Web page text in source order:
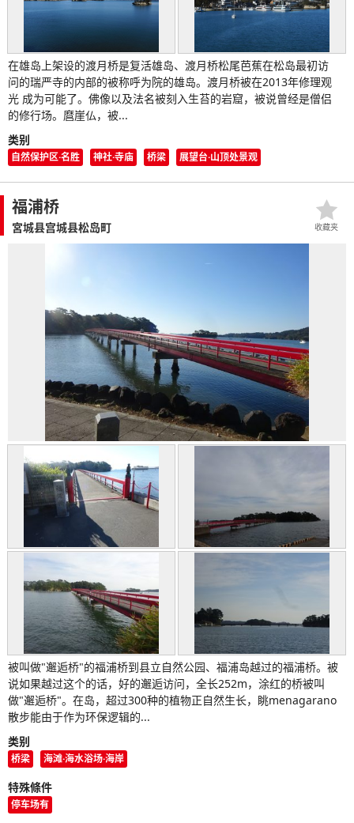
在雄岛上架设的渡月桥是复活雄岛、渡月桥松尾芭蕉在松岛最初访
问的瑞严寺的内部的被称呼为院的雄岛。渡月桥被在2013年修理观
光 成为可能了。佛像以及法名被刻入生苔的岩窟，被说曾经是僧侣
的修行场。麿崖仏，被...
类别
自然保护区·名胜 神社·寺庙 桥梁 展望台·山顶处景观
福浦桥
宮城县宫城县松岛町
被叫做"邂逅桥"的福浦桥到县立自然公园、福浦岛越过的福浦桥。被
说如果越过这个的话，好的邂逅访问，全长252m，涂红的桥被叫
做"邂逅桥"。在岛，超过300种的植物正自然生长，眺menagarano
散步能由于作为环保逻辑的...
类别
桥梁 海滩·海水浴场·海岸
特殊條件
停车场有
收藏夹